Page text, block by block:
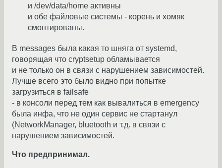
и /dev/data/home активны
и обе файловые системы - корень и хомяк
смонтированы.
В messages была какая то шняга от systemd,
говорящая что cryptsetup обламывается
и не только он в связи с нарушением зависимостей.
Лучше всего это было видно при попытке
загрузиться в failsafe
- в консоли перед тем как вывалиться в emergency
была инфа, что не один сервис не стартанул
(NetworkManager, bluetooth и т.д. в связи с
нарушением зависимостей.
Что предпринимал.